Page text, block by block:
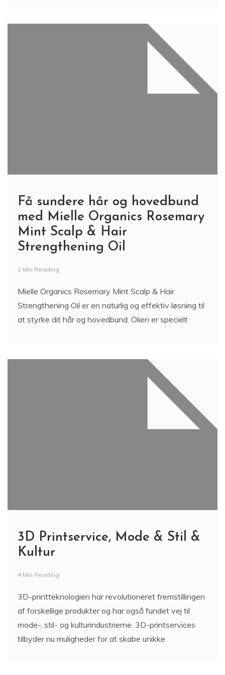
Få sundere hår og hovedbund
med Mielle Organics Rosemary
Mint Scalp & Hair
Strengthening Oil
2 Min Reading
Mielle Organics Rosemary Mint Scalp & Hair
Strengthening Oil er en naturlig og effektiv løsning til
at styrke dit hår og hovedbund. Olien er specielt
3D Printservice, Mode & Stil &
Kultur
4 Min Reading
3D-printteknologien har revolutioneret fremstillingen
af forskellige produkter og har også fundet vej til
mode-, stil- og kulturindustrierne. 3D-printservices
tilbyder nu muligheder for at skabe unikke